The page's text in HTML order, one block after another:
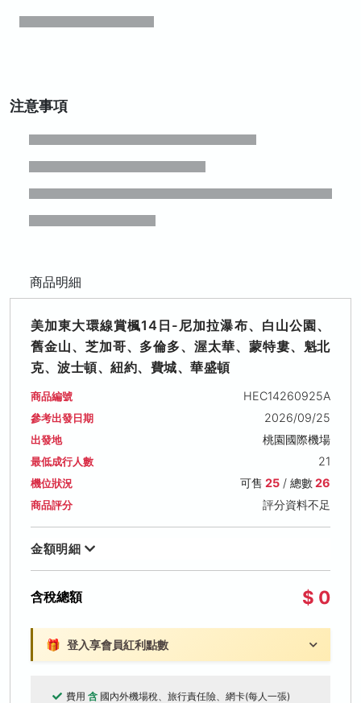
注意事項
商品明細
美加東大環線賞楓14日-尼加拉瀑布、白山公園、
舊金山、芝加哥、多倫多、渥太華、蒙特婁、魁北
克、波士頓、紐約、費城、華盛頓
商品編號 HEC14260925A
參考出發日期 2026/09/25
出發地 桃園國際機場
最低成行人數 21
機位狀況 可售 25/ 總數26
商品評分 評分資料不足
金額明細
含稅總額 $ 0
🎁 登入享會員紅利點數
費用 含 國內外機場稅、旅行責任險、網卡(每人一張)